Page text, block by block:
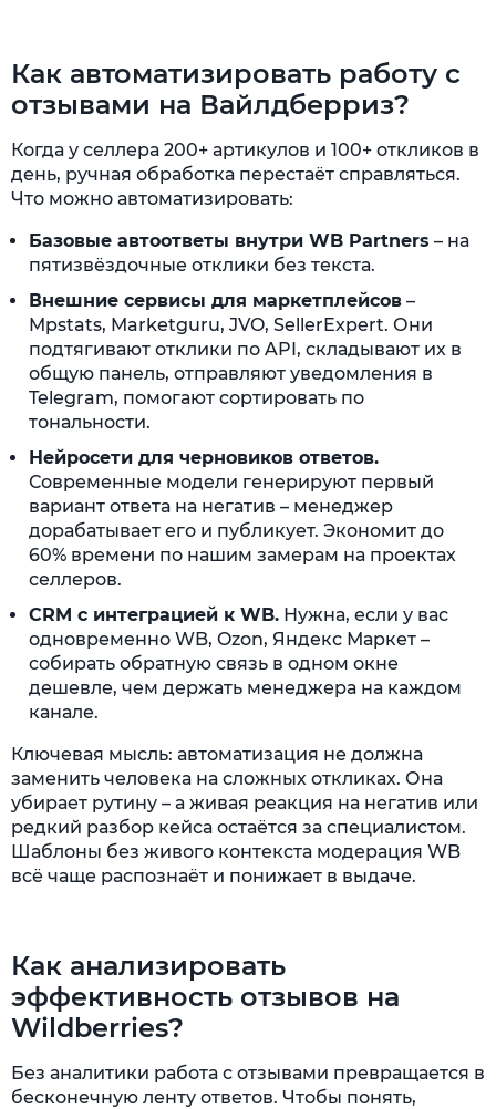
Как автоматизировать работу с
отзывами на Вайлдберриз?
Когда у селлера 200+ артикулов и 100+ откликов в
день, ручная обработка перестаёт справляться.
Что можно автоматизировать:
Базовые автоответы внутри WB Partners – на
пятизвёздочные отклики без текста.
Внешние сервисы для маркетплейсов –
Mpstats, Marketguru, JVO, SellerExpert. Они
подтягивают отклики по API, складывают их в
общую панель, отправляют уведомления в
Telegram, помогают сортировать по
тональности.
Нейросети для черновиков ответов.
Современные модели генерируют первый
вариант ответа на негатив – менеджер
дорабатывает его и публикует. Экономит до
60% времени по нашим замерам на проектах
селлеров.
CRM с интеграцией к WB. Нужна, если у вас
одновременно WB, Ozon, Яндекс Маркет –
собирать обратную связь в одном окне
дешевле, чем держать менеджера на каждом
канале.
Ключевая мысль: автоматизация не должна
заменить человека на сложных откликах. Она
убирает рутину – а живая реакция на негатив или
редкий разбор кейса остаётся за специалистом.
Шаблоны без живого контекста модерация WB
всё чаще распознаёт и понижает в выдаче.
Как анализировать
эффективность отзывов на
Wildberries?
Без аналитики работа с отзывами превращается в
бесконечную ленту ответов. Чтобы понять,